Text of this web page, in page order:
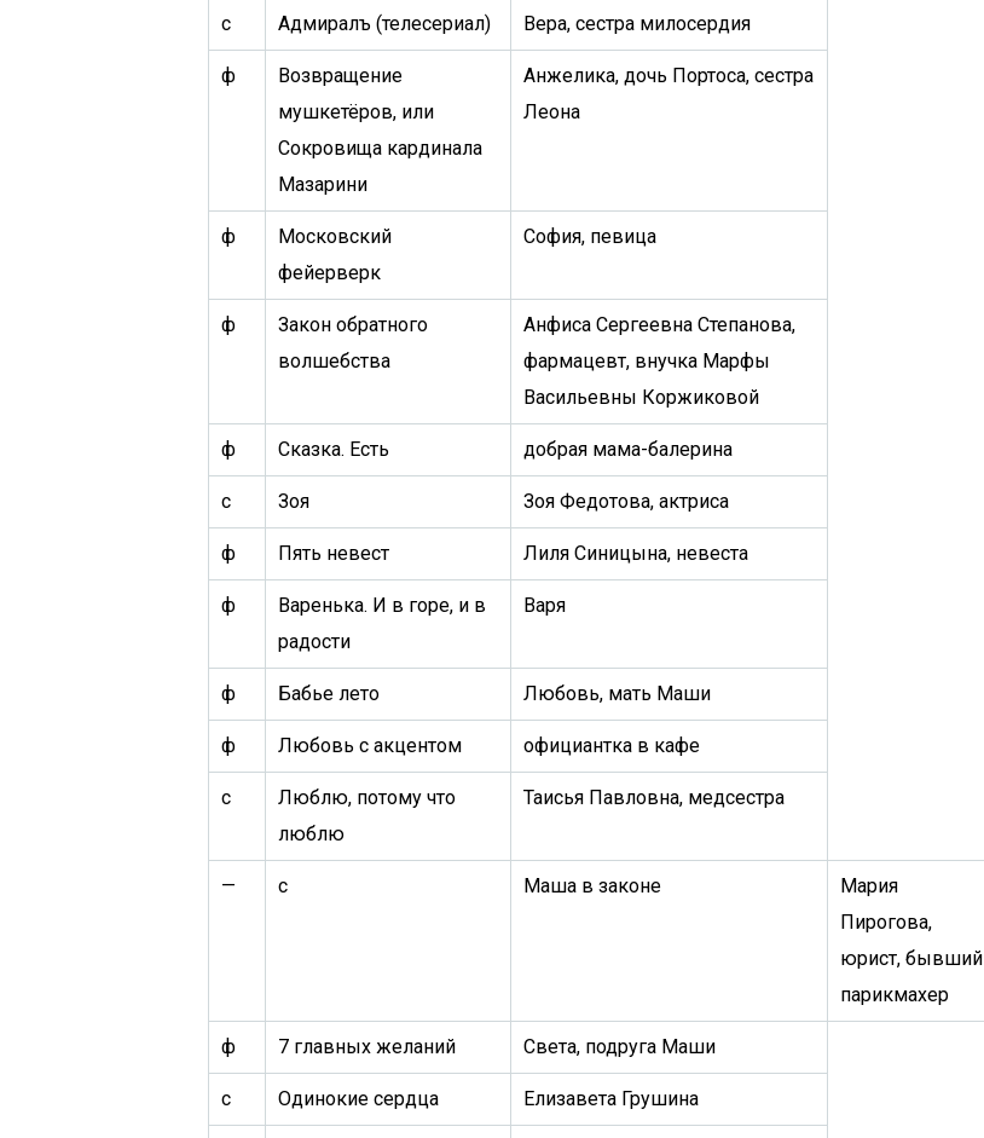
с Адмиралъ (телесериал) Вера, сестра милосердия
ф
Возвращение
мушкетёров, или
Сокровища кардинала
Мазарини
Анжелика, дочь Портоса, сестра
Леона
ф
Московский
фейерверк
София, певица
ф
Закон обратного
волшебства
Анфиса Сергеевна Степанова,
фармацевт, внучка Марфы
Васильевны Коржиковой
ф Сказка. Есть добрая мама-балерина
с Зоя Зоя Федотова, актриса
ф Пять невест Лиля Синицына, невеста
ф
Варенька. И в горе, и в
радости
Варя
ф Бабье лето Любовь, мать Маши
ф Любовь с акцентом официантка в кафе
с
Люблю, потому что
люблю
Таисья Павловна, медсестра
— с Маша в законе
Мария
Пирогова,
юрист, бывший
парикмахер
ф 7 главных желаний Света, подруга Маши
с Одинокие сердца Елизавета Грушина